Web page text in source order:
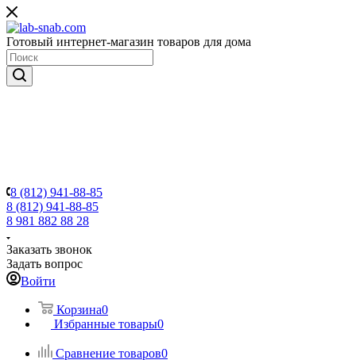
Готовый интернет-магазин товаров для дома
8 (812) 941-88-85
8 (812) 941-88-85
8 981 882 88 28
Заказать звонок
Задать вопрос
Войти
Корзина0
Избранные товары0
Сравнение товаров0